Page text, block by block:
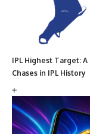
IPL Highest Target:
Chases in IPL History